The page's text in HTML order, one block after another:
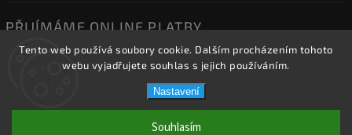
Tento web používá soubory cookie. Dalším procházením tohoto
webu vyjadřujete souhlas s jejich používáním.
Nastavení
Souhlasím
PŘIJÍMÁME ONLINE PLATBY